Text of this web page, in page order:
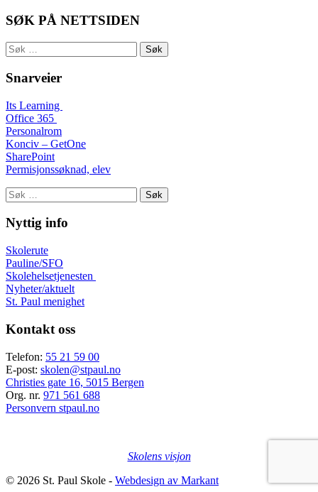
SØK PÅ NETTSIDEN
Søk
etter:
Snarveier
Its Learning
Office 365
Personalrom
Konciv – GetOne
SharePoint
Permisjonssøknad, elev
Søk
etter:
Nyttig info
Skolerute
Pauline/SFO
Skolehelsetjenesten
Nyheter/aktuelt
St. Paul menighet
Kontakt oss
Telefon: 55 21 59 00
E-post: skolen@stpaul.no
Christies gate 16, 5015 Bergen
Org. nr. 971 561 688
Personvern stpaul.no
Skolens visjon
© 2026 St. Paul Skole - Webdesign av Markant